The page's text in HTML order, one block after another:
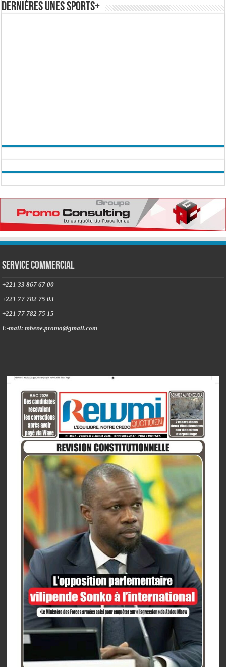
Dernières Unes Sports+
Service commercial
+221 33 867 67 00
+221 77 782 75 03
+221 77 782 75 15
E-mail: mbene.promo@gmail.com